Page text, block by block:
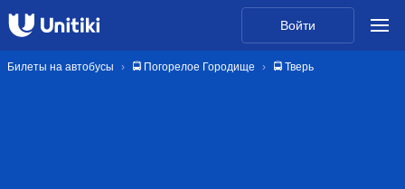
Войти
Билеты на автобусы 🚍 Погорелое Городище 🚍 Тверь